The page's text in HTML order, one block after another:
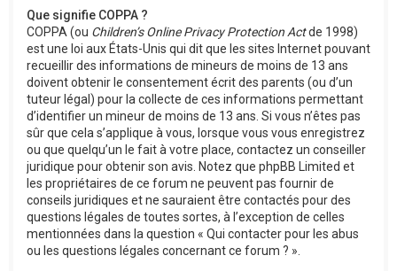
Que signifie COPPA ?
COPPA (ou Children’s Online Privacy Protection Actde 1998)
est une loi aux États-Unis qui dit que les sites Internet pouvant
recueillir des informations de mineurs de moins de 13 ans
doivent obtenir le consentement écrit des parents (ou d’un
tuteur légal) pour la collecte de ces informations permettant
d’identifier un mineur de moins de 13 ans. Si vous n’êtes pas
sûr que cela s’applique à vous, lorsque vous vous enregistrez
ou que quelqu’un le fait à votre place, contactez un conseiller
juridique pour obtenir son avis. Notez que phpBB Limited et
les propriétaires de ce forum ne peuvent pas fournir de
conseils juridiques et ne sauraient être contactés pour des
questions légales de toutes sortes, à l’exception de celles
mentionnées dans la question « Qui contacter pour les abus
ou les questions légales concernant ce forum ? ».